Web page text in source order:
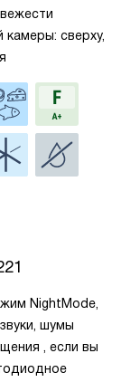
сверху,
NightMode,
шумы
, если вы